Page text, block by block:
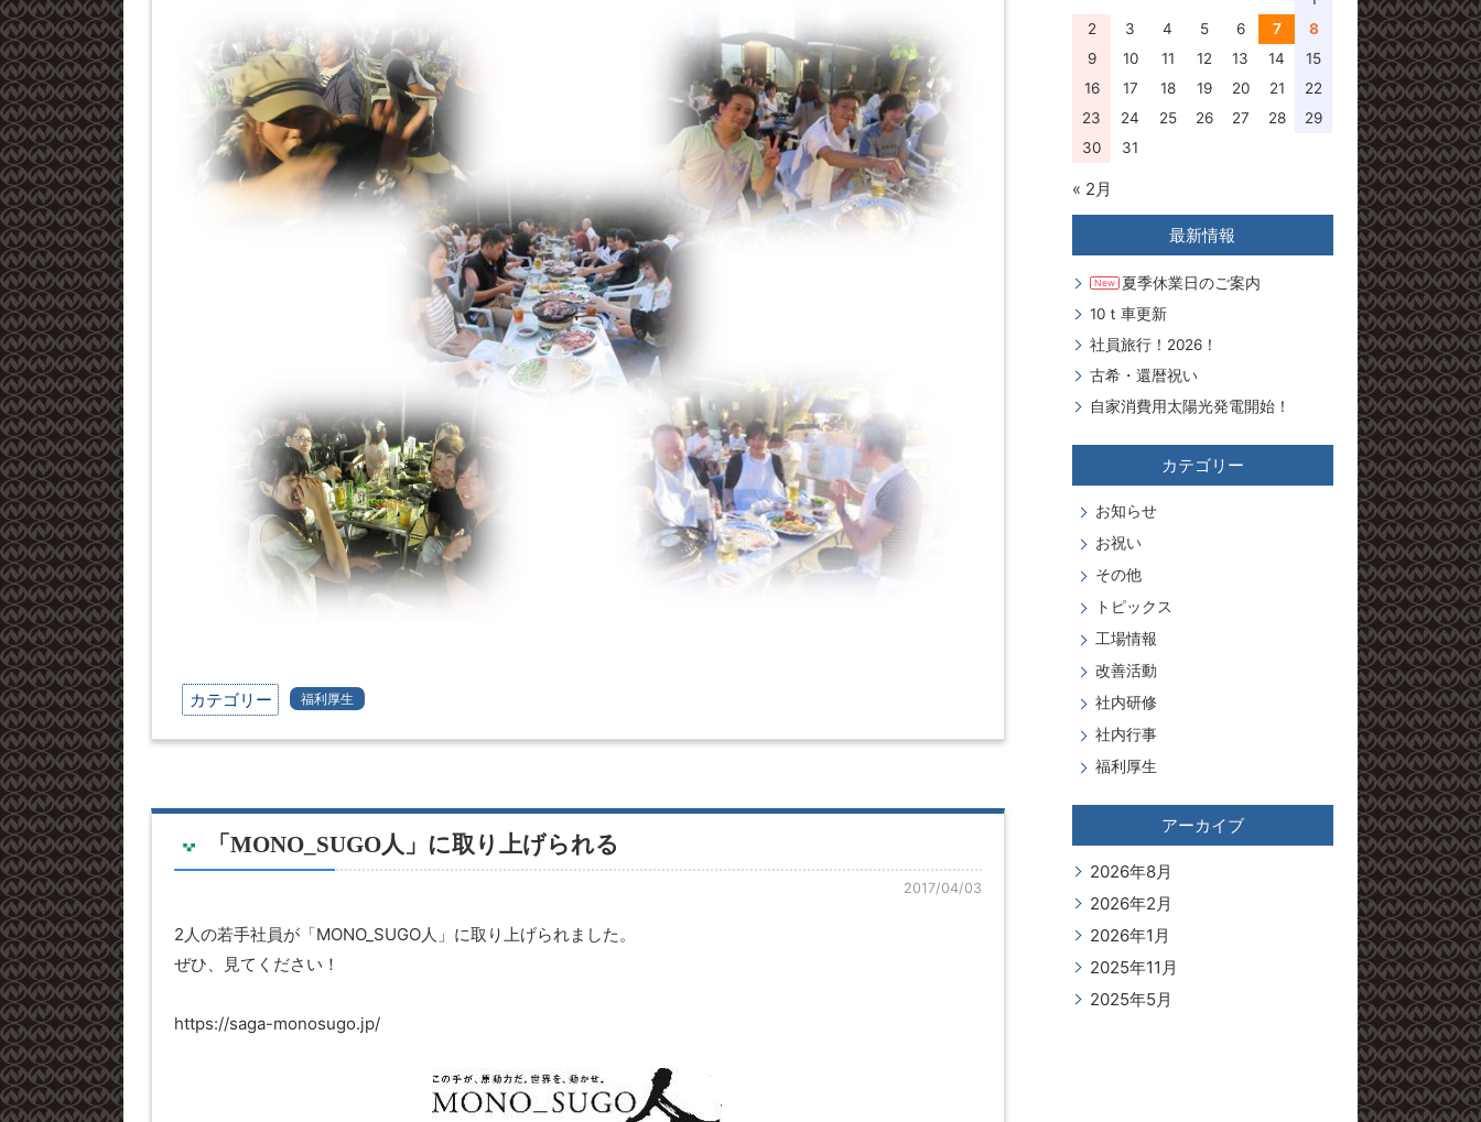
カテゴリー 福利厚生
「MONO_SUGO人」に取り上げられる
2017/04/03
2人の若手社員が「MONO_SUGO人」に取り上げられました。
ぜひ、見てください！
https://saga-monosugo.jp/
2
3 4 5 6 7
8
9
10 11 12 13 14
15
16
17 18 19 20 21
22
23
24 25 26 27 28
29
30
31
« 2月
最新情報
New
夏季休業日のご案内
10ｔ車更新
社員旅行！2026！
古希・還暦祝い
自家消費用太陽光発電開始！
カテゴリー
お知らせ
お祝い
その他
トピックス
工場情報
改善活動
社内研修
社内行事
福利厚生
アーカイブ
2026年8月
2026年2月
2026年1月
2025年11月
2025年5月